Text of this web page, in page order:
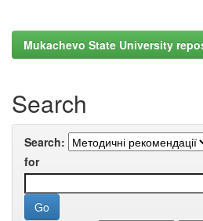
Mukachevo State University
Search
Search:
for